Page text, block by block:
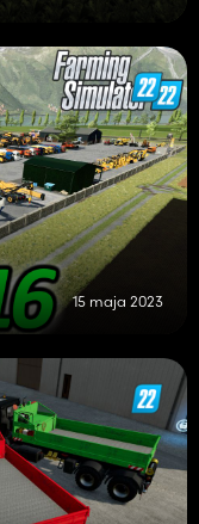
15 maja 2023